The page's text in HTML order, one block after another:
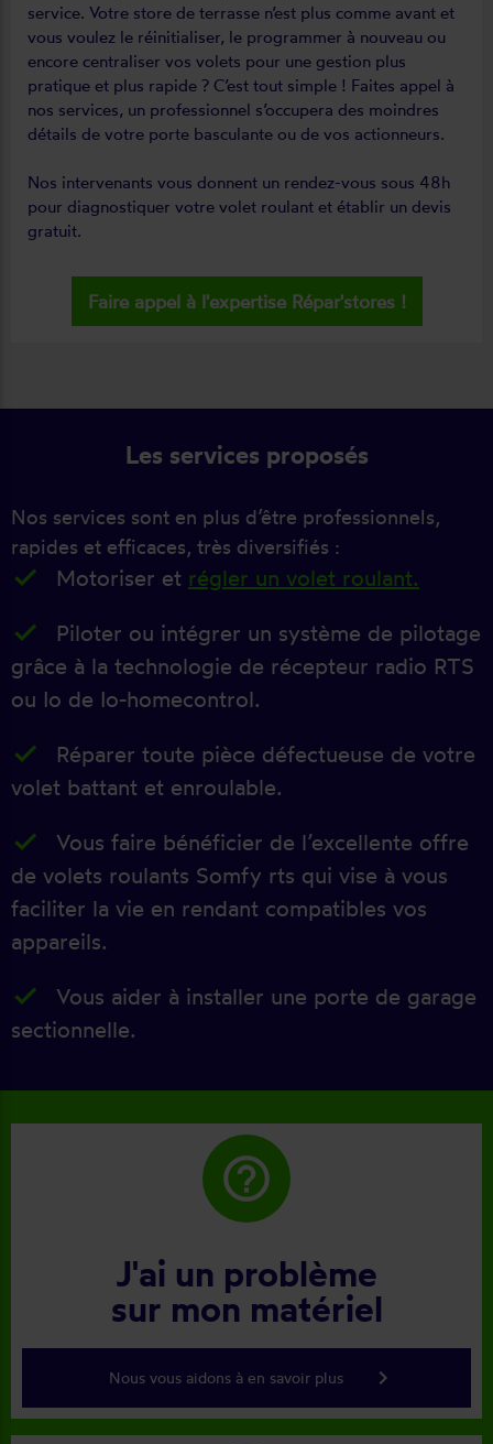
service. Votre store de terrasse n’est plus comme avant et
vous voulez le réinitialiser, le programmer à nouveau ou
encore centraliser vos volets pour une gestion plus
pratique et plus rapide ? C’est tout simple ! Faites appel à
nos services, un professionnel s’occupera des moindres
détails de votre porte basculante ou de vos actionneurs.
Nos intervenants vous donnent un rendez-vous sous 48h
pour diagnostiquer votre volet roulant et établir un devis
gratuit.
Faire appel à l'expertise Répar'stores !
Les services proposés
Nos services sont en plus d’être professionnels,
rapides et efficaces, très diversifiés :
Motoriser et régler un volet roulant.
Piloter ou intégrer un système de pilotage
grâce à la technologie de récepteur radio RTS
ou Io de Io-homecontrol.
Réparer toute pièce défectueuse de votre
volet battant et enroulable.
Vous faire bénéficier de l’excellente offre
de volets roulants Somfy rts qui vise à vous
faciliter la vie en rendant compatibles vos
appareils.
Vous aider à installer une porte de garage
sectionnelle.
help_outline
J'ai un problème
sur mon matériel
Nous vous aidons à en savoir plus keyboard_arrow_right